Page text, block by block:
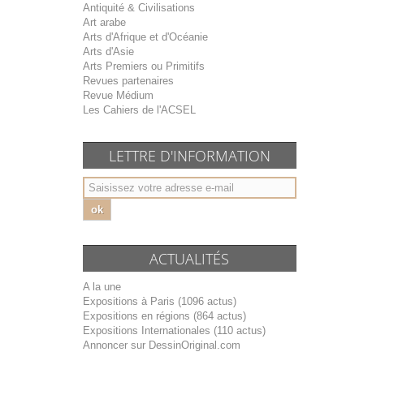
Antiquité & Civilisations
Art arabe
Arts d'Afrique et d'Océanie
Arts d'Asie
Arts Premiers ou Primitifs
Revues partenaires
Revue Médium
Les Cahiers de l'ACSEL
LETTRE D'INFORMATION
ok
ACTUALITÉS
A la une
Expositions à Paris (1096 actus)
Expositions en régions (864 actus)
Expositions Internationales (110 actus)
Annoncer sur DessinOriginal.com